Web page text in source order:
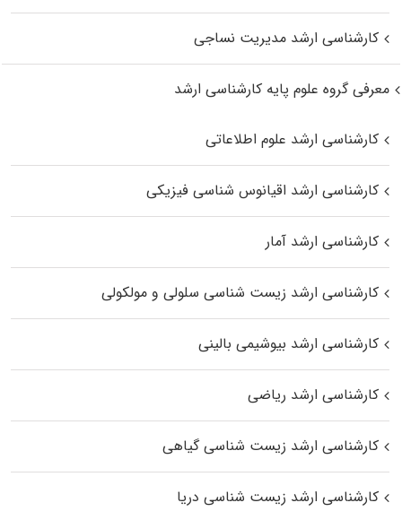
کارشناسی ارشد مدیریت نساجی
معرفی گروه علوم پایه کارشناسی ارشد
کارشناسی ارشد علوم اطلاعاتی
کارشناسی ارشد اقیانوس‌ شناسی فیزیکی
کارشناسی ارشد آمار
کارشناسی ارشد زیست شناسی سلولی و مولکولی
کارشناسی ارشد بیوشیمی بالینی
کارشناسی ارشد ریاضی
کارشناسی ارشد زیست‌ شناسی گیاهی
کارشناسی ارشد زیست‌ شناسی دریا